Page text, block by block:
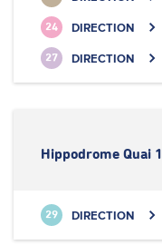
24 DIRECTION
27 DIRECTION
Hippodrome Quai 1
29 DIRECTION